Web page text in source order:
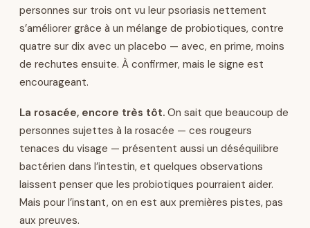
personnes sur trois ont vu leur psoriasis nettement
s’améliorer grâce à un mélange de probiotiques, contre
quatre sur dix avec un placebo — avec, en prime, moins
de rechutes ensuite. À confirmer, mais le signe est
encourageant.
La rosacée, encore très tôt. On sait que beaucoup de
personnes sujettes à la rosacée — ces rougeurs
tenaces du visage — présentent aussi un déséquilibre
bactérien dans l’intestin, et quelques observations
laissent penser que les probiotiques pourraient aider.
Mais pour l’instant, on en est aux premières pistes, pas
aux preuves.